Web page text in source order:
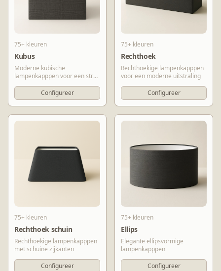
75+ kleuren
Kubus
Moderne kubische
lampenkapppen voor een strak
design
Configureer
75+ kleuren
Rechthoek
Rechthoekige lampenkapppen
voor een moderne uitstraling
Configureer
75+ kleuren
Rechthoek schuin
Rechthoekige lampenkapppen
met schuine zijkanten
Configureer
75+ kleuren
Ellips
Elegante ellipsvormige
lampenkapppen
Configureer